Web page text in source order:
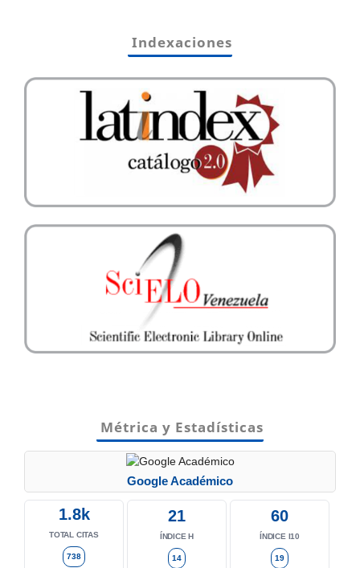
Indexaciones
Métrica y Estadísticas
Google Académico
1.8k
TOTAL CITAS
738
21
ÍNDICE H
14
60
ÍNDICE I10
19